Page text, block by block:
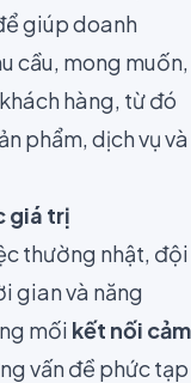
giúp doanh
cầu, mong muốn,
hàng, từ đó
phẩm, dịch vụ và
giá trị
thường nhật, đội
gian và năng
mối kết nối cảm
vấn đề phức tạp